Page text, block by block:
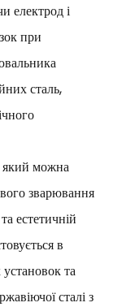
електрод і
при
сталь,
який можна
зварювання
естетичній
в
та
сталі з